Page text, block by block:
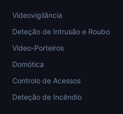
Videovigilância
Deteção de Intrusão e Roubo
Video-Porteiros
Domótica
Controlo de Acessos
Deteção de Incêndio